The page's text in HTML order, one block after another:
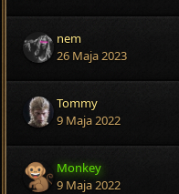
nem
26 Maja 2023
Tommy
9 Maja 2022
Monkey
9 Maja 2022